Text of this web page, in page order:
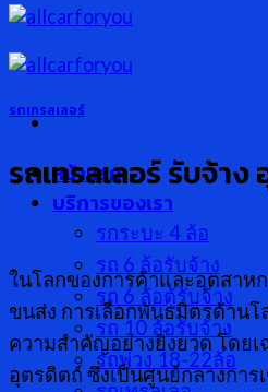
หน้าแรก
บริการของเรา
รกระบะ 4 ล้อ
รถ 6 ล้อรับจ้าง
รถ 6 ล้อตู้รับจ้าง
รถ 10 ล้อรับจ้าง
รถพ่วง 18-22ล้อ
รถเทรลเลอร์
รถเทรลเลอร์ รับจ้า
ในโลกของการค้าและอุตสาห
ขนส่ง การเลือกพันธมิตรด้าน
ความสำคัญอย่างยิ่งยวด โดยเ
อุตรดิตถ์ ซึ่งเป็นศูนย์กลางการ